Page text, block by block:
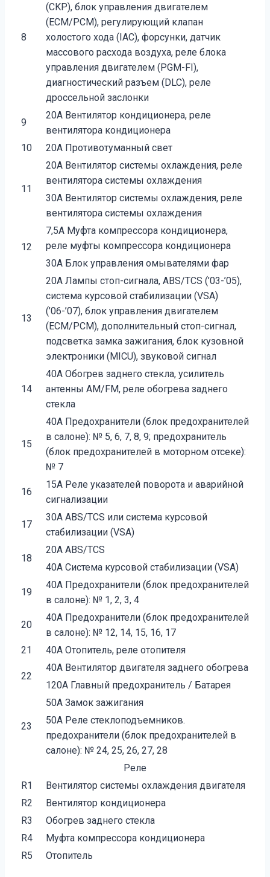
8
(CKP), блок управления двигателем
(ECM/PCM), регулирующий клапан
холостого хода (IAC), форсунки, датчик
массового расхода воздуха, реле блока
управления двигателем (PGM-FI),
диагностический разъем (DLC), реле
дроссельной заслонки
9
20A Вентилятор кондиционера, реле
вентилятора кондиционера
10
20A Противотуманный свет
11
20A Вентилятор системы охлаждения, реле
вентилятора системы охлаждения
30A Вентилятор системы охлаждения, реле
вентилятора системы охлаждения
12
7,5A Муфта компрессора кондиционера,
реле муфты компрессора кондиционера
30A Блок управления омывателями фар
13
20A Лампы стоп-сигнала, ABS/TCS (’03-’05),
система курсовой стабилизации (VSA)
(’06-’07), блок управления двигателем
(ECM/PCM), дополнительный стоп-сигнал,
подсветка замка зажигания, блок кузовной
электроники (MICU), звуковой сигнал
14
40A Обогрев заднего стекла, усилитель
антенны AM/FM, реле обогрева заднего
стекла
15
40A Предохранители (блок предохранителей
в салоне): № 5, 6, 7, 8, 9; предохранитель
(блок предохранителей в моторном отсеке):
№ 7
16
15A Реле указателей поворота и аварийной
сигнализации
17
30A ABS/TCS или система курсовой
стабилизации (VSA)
18
20A ABS/TCS
40A Система курсовой стабилизации (VSA)
19
40A Предохранители (блок предохранителей
в салоне): № 1, 2, 3, 4
20
40A Предохранители (блок предохранителей
в салоне): № 12, 14, 15, 16, 17
21
40A Отопитель, реле отопителя
22
40А Вентилятор двигателя заднего обогрева
120A Главный предохранитель / Батарея
23
50A Замок зажигания
50A Реле стеклоподъемников.
предохранители (блок предохранителей в
салоне): № 24, 25, 26, 27, 28
Реле
R1
Вентилятор системы охлаждения двигателя
R2
Вентилятор кондиционера
R3
Обогрев заднего стекла
R4
Муфта компрессора кондиционера
R5
Отопитель